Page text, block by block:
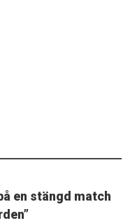
en stängd match